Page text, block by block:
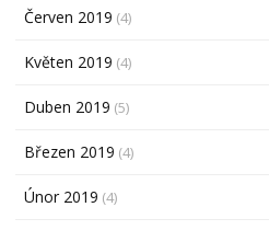
Červen 2019 (4)
Květen 2019 (4)
Duben 2019 (5)
Březen 2019 (4)
Únor 2019 (4)